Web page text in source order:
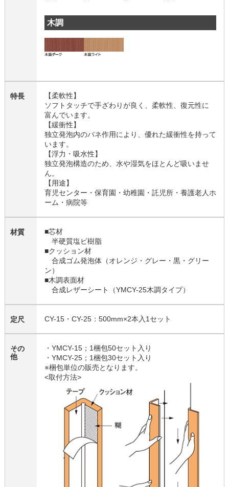
木調
特長
【柔軟性】
ソフトタッチで手ざわりが良く、柔軟性、復元性に
富んでいます。
【緩衝性】
独立発泡内のバネ作用により、優れた緩衝性を持って
います。
【浮力・吸水性】
独立発泡構造のため、水や湿気をほとんど吸いませ
ん。
【用途】
育児センター・保育園・幼稚園・託児所・養護老人ホ
ーム・病院等
材質
■芯材
半硬質塩ビ樹脂
■クッション材
合成ゴム発泡体（オレンジ・グレー・黒・グリー
ン）
■木調表面材
合成レザーシート（YMCY-25木調タイプ）
定尺 CY-15・CY-25：500mm×2本入1セット
その
他
・YMCY-15；1梱包50セット入り
・YMCY-25；1梱包30セット入り
※梱包単位の販売となります。
<取付方法>